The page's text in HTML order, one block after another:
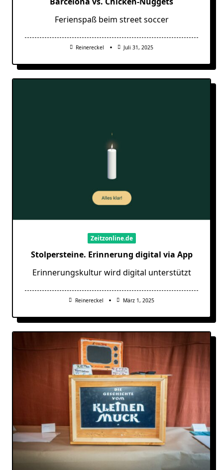
Ferienspaß beim street soccer
Reinereckel Juli 31, 2025
Zeitzonline.de
Stolpersteine. Erinnerung digital via App
Erinnerungskultur wird digital unterstützt
Reinereckel März 1, 2025